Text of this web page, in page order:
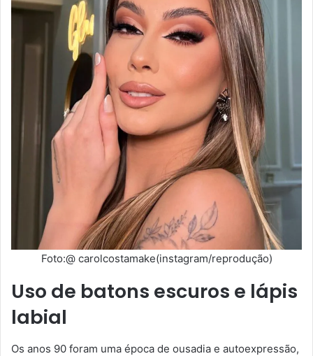
Foto:@ carolcostamake(instagram/reprodução)
Uso de batons escuros e lápis
labial
Os anos 90 foram uma época de ousadia e autoexpressão,